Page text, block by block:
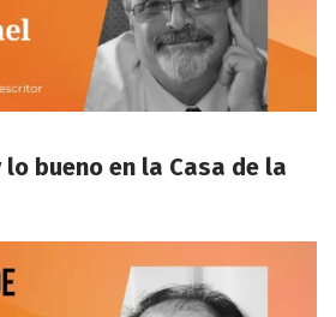
bueno en la Casa de la